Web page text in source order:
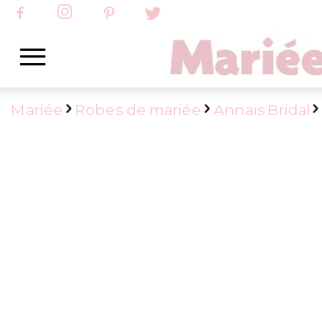
Mariée Robes de mariée Annais Bridal